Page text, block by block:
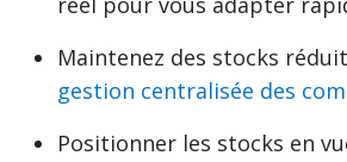
Maintenez des stocks
gestion centralisée des
Positionner les stocks en